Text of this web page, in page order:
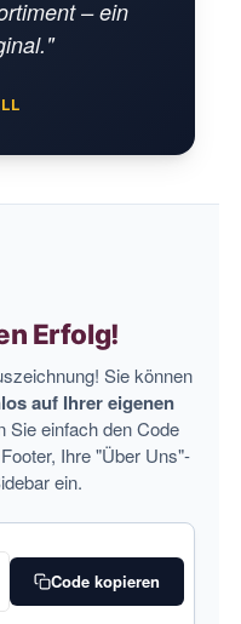
– ein
Erfolg!
Sie können
auf Ihrer eigenen
Sie einfach den Code
Ihre "Über Uns"-
ein.
Code kopieren